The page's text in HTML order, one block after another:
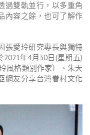
過雙軌並行，以多重角
內容之餘，也可了解作
張愛玲研究專長與獨特
年4月30日(星期五)
風格類別作家）、朱天
網友分享台灣眷村文化